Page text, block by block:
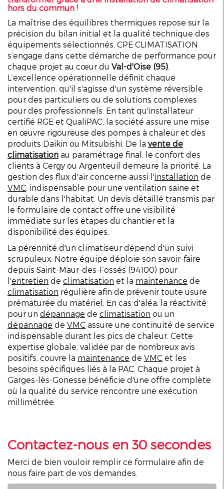
hors du commun !
La maîtrise des équilibres thermiques repose sur la
précision du bilan initial et la qualité technique des
équipements sélectionnés. CPE CLIMATISATION
s’engage dans cette démarche de performance pour
chaque projet au cœur du Val-d'Oise (95)
L’excellence opérationnelle définit chaque
intervention, qu'il s'agisse d'un système réversible
pour des particuliers ou de solutions complexes
pour des professionnels. En tant qu'installateur
certifié RGE et QualiPAC, la société assure une mise
en œuvre rigoureuse des pompes à chaleur et des
produits Daikin ou Mitsubishi. De la vente de
climatisation au paramétrage final, le confort des
clients à Cergy ou Argenteuil demeure la priorité. La
gestion des flux d'air concerne aussi l'installation de
VMC, indispensable pour une ventilation saine et
durable dans l'habitat. Un devis détaillé transmis par
le formulaire de contact offre une visibilité
immédiate sur les étapes du chantier et la
disponibilité des équipes.
La pérennité d'un climatiseur dépend d'un suivi
scrupuleux. Notre équipe déploie son savoir-faire
depuis Saint-Maur-des-Fossés (94100) pour
l'entretien de climatisation et la maintenance de
climatisation régulière afin de prévenir toute usure
prématurée du matériel. En cas d'aléa, la réactivité
pour un dépannage de climatisation ou un
dépannage de VMC assure une continuité de service
indispensable durant les pics de chaleur. Cette
expertise globale, validée par de nombreux avis
positifs, couvre la maintenance de VMC et les
besoins spécifiques liés à la PAC. Chaque projet à
Garges-lès-Gonesse bénéficie d'une offre complète
où la qualité du service rencontre une exécution
millimétrée.
Contactez-nous en 30 secondes
Merci de bien vouloir remplir ce formulaire afin de
nous faire part de vos demandes.